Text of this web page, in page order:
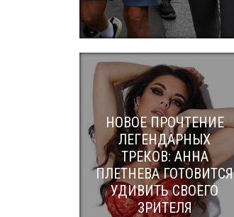
НОВОЕ ПРОЧТЕНИЕ
ЛЕГЕНДАРНЫХ
ТРЕКОВ: АННА
ПЛЕТНЕВА ГОТОВИТСЯ
УДИВИТЬ СВОЕГО
ЗРИТЕЛЯ